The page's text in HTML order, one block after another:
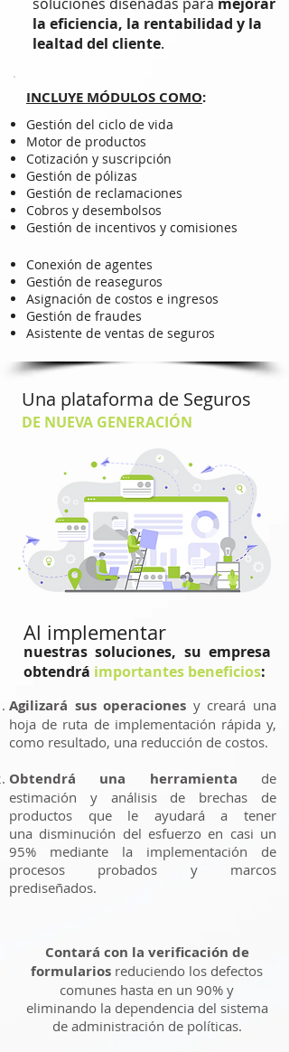
la eficiencia, la rentabilidad y la
lealtad del cliente.
INCLUYE MÓDULOS COMO:
Gestión del ciclo de vida
Motor de productos
Cotización y suscripción
Gestión de pólizas
Gestión de reclamaciones
Cobros y desembolsos
Gestión de incentivos y comisiones
Conexión de agentes
Gestión de reaseguros
Asignación de costos e ingresos
Gestión de fraudes
Asistente de ventas de seguros
Una plataforma de Seguros
DE NUEVA GENERACIÓN
Al implementar
nuestras soluciones, su empresa
obtendrá importantes beneficios:
Agilizará sus operaciones y creará una
hoja de ruta de implementación rápida y,
como resultado, una reducción de costos.
Obtendrá una herramienta de
estimación y análisis de brechas de
productos que le ayudará a tener
una disminución del esfuerzo en casi un
95% mediante la implementación de
procesos probados y marcos
prediseñados.
Contará con la verificación de
formularios reduciendo los defectos
comunes hasta en un 90% y
eliminando la dependencia del sistema
de administración de políticas.